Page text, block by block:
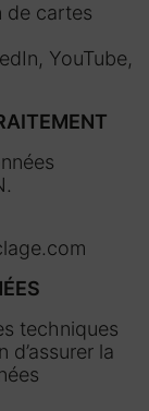
de cartes
YouTube,
techniques
la